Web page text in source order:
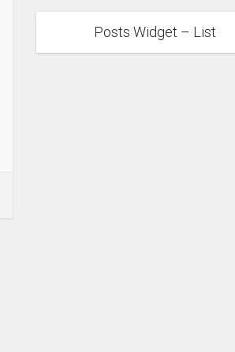
Posts Widget – List